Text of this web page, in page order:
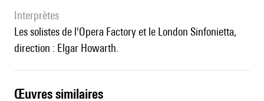
interprètes
les solistes de l'Opera Factory et le L ondon Sinfonietta,
direction : Elgar Howarth.
œuvres similaires